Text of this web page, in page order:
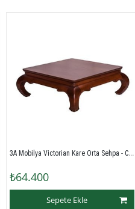
3A Mobilya Victorian Kare Orta Sehpa - Ceviz
Sepete Ekle